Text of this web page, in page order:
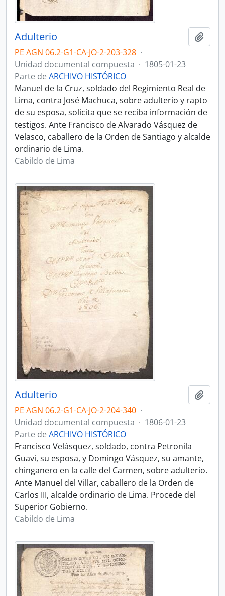
Adulterio
PE AGN 06.2-G1-CA-JO-2-203-328 ·
Unidad documental compuesta · 1805-01-23
Parte de ARCHIVO HISTÓRICO
Manuel de la Cruz, soldado del Regimiento Real de
Lima, contra José Machuca, sobre adulterio y rapto
de su esposa, solicita que se reciba información de
testigos. Ante Francisco de Alvarado Vásquez de
Velasco, caballero de la Orden de Santiago y alcalde
ordinario de Lima.
Cabildo de Lima
Adulterio
PE AGN 06.2-G1-CA-JO-2-204-340 ·
Unidad documental compuesta · 1806-01-23
Parte de ARCHIVO HISTÓRICO
Francisco Velásquez, soldado, contra Petronila
Guavi, su esposa, y Domingo Vásquez, su amante,
chinganero en la calle del Carmen, sobre adulterio.
Ante Manuel del Villar, caballero de la Orden de
Carlos III, alcalde ordinario de Lima. Procede del
Superior Gobierno.
Cabildo de Lima